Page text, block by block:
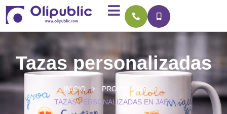
Tazas personalizadas
INICIO
PRODUCTOS
TAZAS PERSONALIZADAS EN JAÉN